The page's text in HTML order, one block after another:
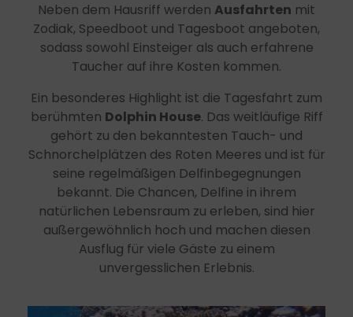
Neben dem Hausriff werden Ausfahrten mit
Zodiak, Speedboot und Tagesboot angeboten,
sodass sowohl Einsteiger als auch erfahrene
Taucher auf ihre Kosten kommen.
Ein besonderes Highlight ist die Tagesfahrt zum
berühmten Dolphin House. Das weitläufige Riff
gehört zu den bekanntesten Tauch- und
Schnorchelplätzen des Roten Meeres und ist für
seine regelmäßigen Delfinbegegnungen
bekannt. Die Chancen, Delfine in ihrem
natürlichen Lebensraum zu erleben, sind hier
außergewöhnlich hoch und machen diesen
Ausflug für viele Gäste zu einem
unvergesslichen Erlebnis.